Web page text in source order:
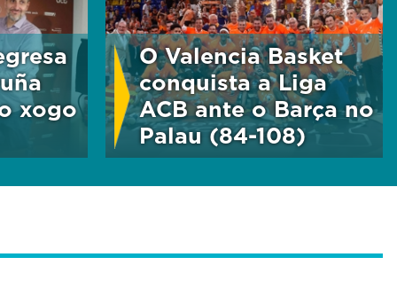
xogo
O Valencia Basket
conquista a Liga
ACB ante o Barça no
Palau (84-108)